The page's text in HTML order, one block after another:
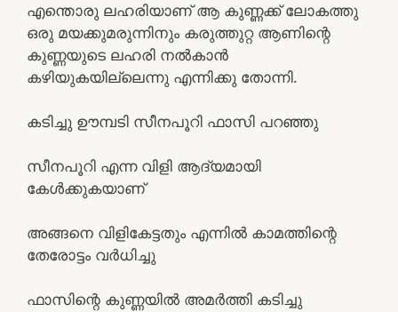
എന്തൊരു ലഹരിയാണ് ആ കുണ്ണക്ക് ലോകത്തു
ഒരു മയക്കുമരുന്നിനും കരുത്തുറ്റ ആണിന്റെ
കുണ്ണയുടെ ലഹരി നൽകാൻ
കഴിയുകയില്ലെന്നു എന്നിക്കു തോന്നി.
കടിച്ചു ഊമ്പടി സീനപൂറി ഫാസി പറഞ്ഞു
സീനപൂറി എന്ന വിളി ആദ്യമായി
കേൾക്കുകയാണ്
അങ്ങനെ വിളികേട്ടതും എന്നിൽ കാമത്തിന്റെ
തേരോട്ടം വർധിച്ചു
ഫാസിന്റെ കുണ്ണയിൽ അമർത്തി കടിച്ചു